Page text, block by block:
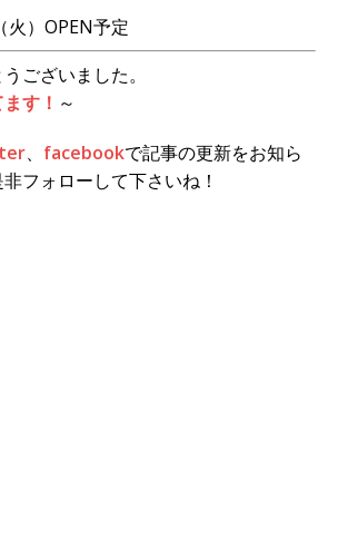
火）OPEN予定
ございました。
す！ ～
、 facebookで記事の更新をお知ら
フォローして下さいね！